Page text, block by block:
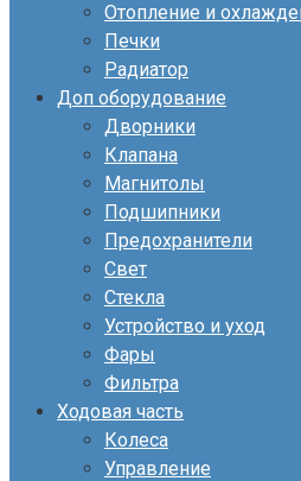
Отопление и
Печки
Радиатор
Доп оборудование
Дворники
Клапана
Магнитолы
Подшипники
Предохранители
Свет
Стекла
Устройство и уход
Фары
Фильтра
Ходовая часть
Колеса
Управление